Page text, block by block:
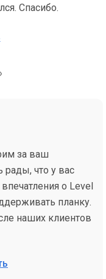
Спасибо.
за ваш
что у вас
о Level
планку.
наших клиентов